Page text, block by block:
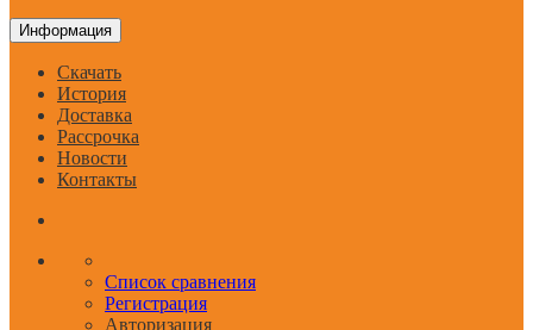
Информация
Скачать
История
Доставка
Рассрочка
Новости
Контакты
Список сравнения
Регистрация
Авторизация